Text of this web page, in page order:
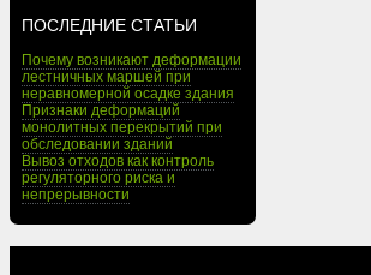
ПОСЛЕДНИЕ СТАТЬИ
Почему возникают деформации
лестничных маршей при
неравномерной осадке здания
Признаки деформаций
монолитных перекрытий при
обследовании зданий
Вывоз отходов как контроль
регуляторного риска и
непрерывности